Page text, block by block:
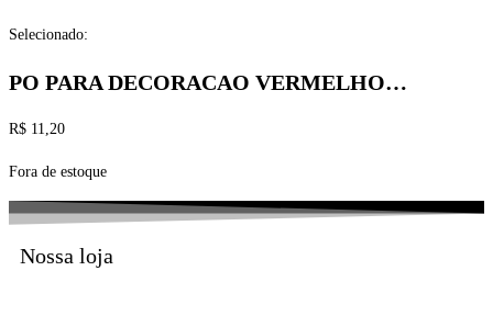
Selecionado:
PO PARA DECORACAO VERMELHO…
R$ 11,20
Fora de estoque
Nossa loja